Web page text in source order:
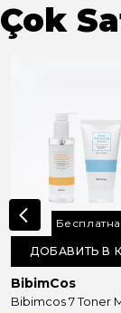
Çok
ДОБАВИТЬ В
BibimCos
Bibimcos 7 Toner